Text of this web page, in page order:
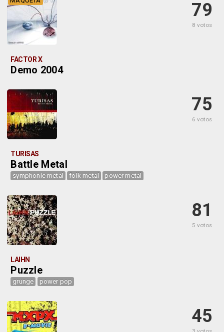
79
8 votos
FACTOR X
Demo 2004
75
6 votos
TURISAS
Battle Metal
symphonic metal folk metal power metal
81
5 votos
LAIHN
Puzzle
grunge power pop
45